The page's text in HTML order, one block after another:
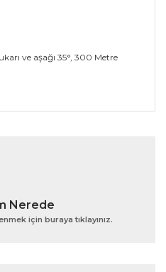
ve aşağı 35°, 300 Metre
ürün açıklamalarında ve
bilgiler bulunuyor.
Nerede
için buraya tıklayınız.